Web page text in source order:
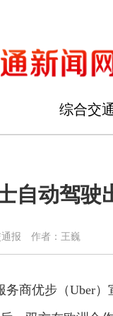
综合交
自动驾驶
报 作者：王巍
务商优步（Uber